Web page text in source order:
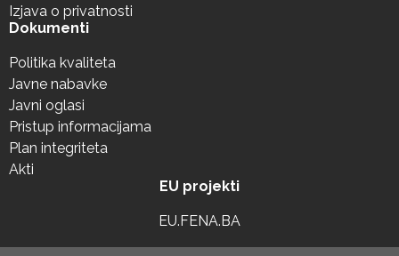
Izjava o privatnosti
Dokumenti
Politika kvaliteta
Javne nabavke
Javni oglasi
Pristup informacijama
Plan integriteta
Akti
EU projekti
EU.FENA.BA